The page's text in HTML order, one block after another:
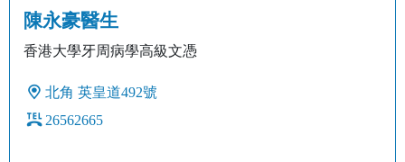
陳永豪醫生
香港大學牙周病學高級文憑
北角 英皇道492號
26562665